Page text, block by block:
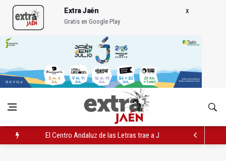
Extra Jaén
Gratis en Google Play
El Centro Andaluz de las Letras trae a Jaén al filósofo Omar